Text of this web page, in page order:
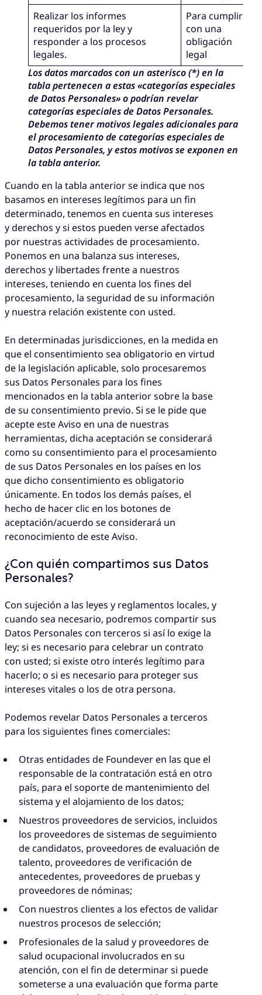
Realizar los informes
requeridos por la ley y
responder a los procesos
legales.
Para cumplir
con una
obligación
legal
Los datos marcados con un asterisco (*) en la
tabla pertenecen a estas «categorías especiales
de Datos Personales» o podrían revelar
categorías especiales de Datos Personales.
Debemos tener motivos legales adicionales para
el procesamiento de categorías especiales de
Datos Personales, y estos motivos se exponen en
la tabla anterior.
Cuando en la tabla anterior se indica que nos
basamos en intereses legítimos para un fin
determinado, tenemos en cuenta sus intereses
y derechos y si estos pueden verse afectados
por nuestras actividades de procesamiento.
Ponemos en una balanza sus intereses,
derechos y libertades frente a nuestros
intereses, teniendo en cuenta los fines del
procesamiento, la seguridad de su información
y nuestra relación existente con usted.
En determinadas jurisdicciones, en la medida en
que el consentimiento sea obligatorio en virtud
de la legislación aplicable, solo procesaremos
sus Datos Personales para los fines
mencionados en la tabla anterior sobre la base
de su consentimiento previo. Si se le pide que
acepte este Aviso en una de nuestras
herramientas, dicha aceptación se considerará
como su consentimiento para el procesamiento
de sus Datos Personales en los países en los
que dicho consentimiento es obligatorio
únicamente. En todos los demás países, el
hecho de hacer clic en los botones de
aceptación/acuerdo se considerará un
reconocimiento de este Aviso.
¿Con quién compartimos sus Datos
Personales?
Con sujeción a las leyes y reglamentos locales, y
cuando sea necesario, podremos compartir sus
Datos Personales con terceros si así lo exige la
ley; si es necesario para celebrar un contrato
con usted; si existe otro interés legítimo para
hacerlo; o si es necesario para proteger sus
intereses vitales o los de otra persona.
Podemos revelar Datos Personales a terceros
para los siguientes fines comerciales:
Otras entidades de Foundever en las que el
responsable de la contratación está en otro
país, para el soporte de mantenimiento del
sistema y el alojamiento de los datos;
Nuestros proveedores de servicios, incluidos
los proveedores de sistemas de seguimiento
de candidatos, proveedores de evaluación de
talento, proveedores de verificación de
antecedentes, proveedores de pruebas y
proveedores de nóminas;
Con nuestros clientes a los efectos de validar
nuestros procesos de selección;
Profesionales de la salud y proveedores de
salud ocupacional involucrados en su
atención, con el fin de determinar si puede
someterse a una evaluación que forma parte